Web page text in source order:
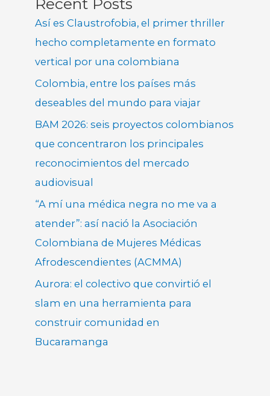
Así es Claustrofobia, el primer thriller
hecho completamente en formato
vertical por una colombiana
Colombia, entre los países más
deseables del mundo para viajar
BAM 2026: seis proyectos colombianos
que concentraron los principales
reconocimientos del mercado
audiovisual
“A mí una médica negra no me va a
atender”: así nació la Asociación
Colombiana de Mujeres Médicas
Afrodescendientes (ACMMA)
Aurora: el colectivo que convirtió el
slam en una herramienta para
construir comunidad en
Bucaramanga